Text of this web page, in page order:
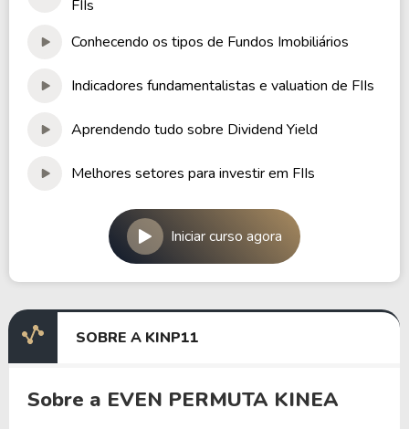
FIIs
Conhecendo os tipos de Fundos Imobiliários
Indicadores fundamentalistas e valuation de FIIs
Aprendendo tudo sobre Dividend Yield
Melhores setores para investir em FIIs
Iniciar curso agora
SOBRE A KINP11
Sobre a EVEN PERMUTA KINEA